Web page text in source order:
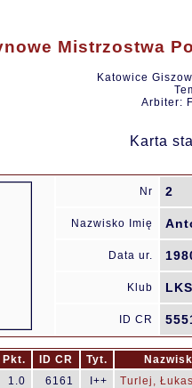
Mistrzostwa
Katowice
Arbiter:
Karta
Nr 2
Nazwisko Imię
Data ur.
Klub
ID CR
Pkt. ID CR Tyt.
1.0 6161 I++ Turlej,